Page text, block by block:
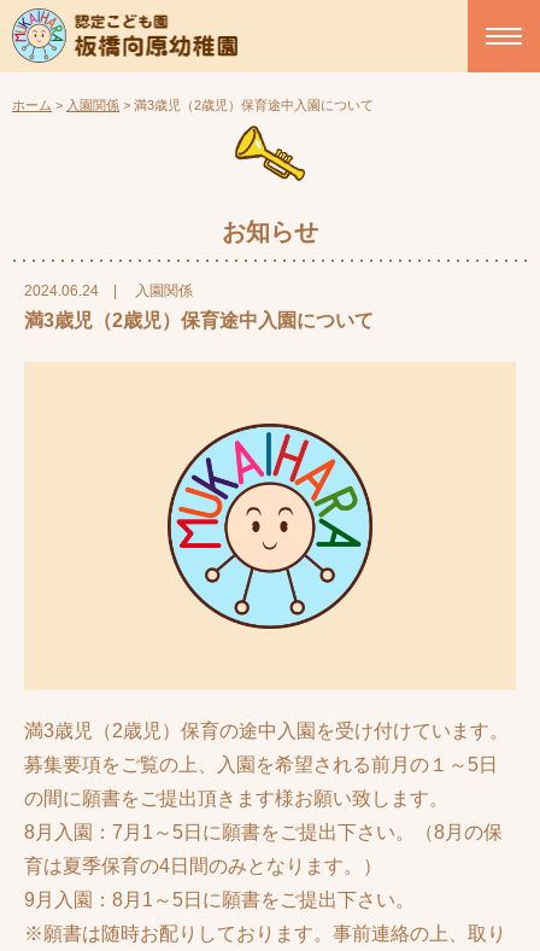
ホーム > 入園関係 > 満3歳児（2歳児）保育途中入園について
お知らせ
2024.06.24 入園関係
満3歳児（2歳児）保育途中入園について
満3歳児（2歳児）保育の途中入園を受け付けています。
募集要項をご覧の上、入園を希望される前月の１～5日
の間に願書をご提出頂きます様お願い致します。
8月入園：7月1～5日に願書をご提出下さい。（8月の保
育は夏季保育の4日間のみとなります。）
9月入園：8月1～5日に願書をご提出下さい。
※願書は随時お配りしております。事前連絡の上、取り